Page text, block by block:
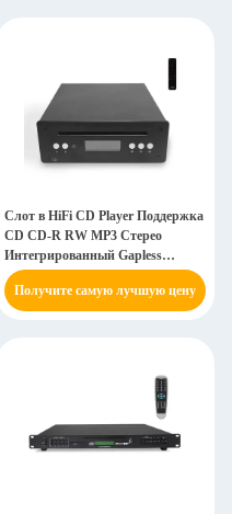
Слот в HiFi CD Player Поддержка
CD CD-R RW MP3 Стерео
Интегрированный Gapless
Playback CD Player
Получите самую лучшую цену